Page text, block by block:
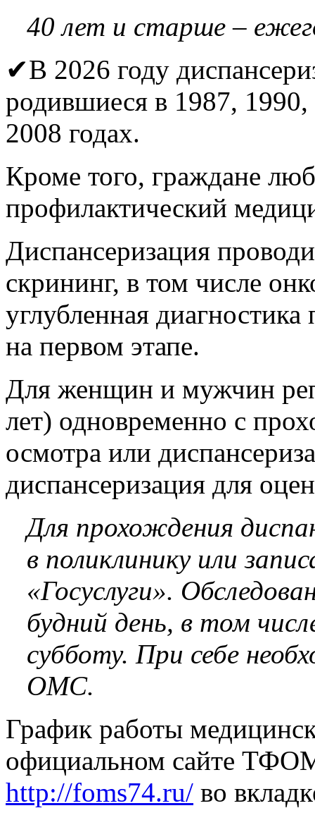
40 лет и старше –
✔В 2026 году
родившиеся в 1987,
2008 годах.
Кроме того, граждане
профилактический
Диспансеризация
скрининг, в том числе
углубленная
на первом этапе.
Для женщин и мужчин
лет) одновременно с
осмотра или
диспансеризация для
Для прохождения
в поликлинику или
«Госуслуги».
будний день, в том
субботу. При себе
ОМС.
График работы
официальном сайте
http://foms74.ru/ во